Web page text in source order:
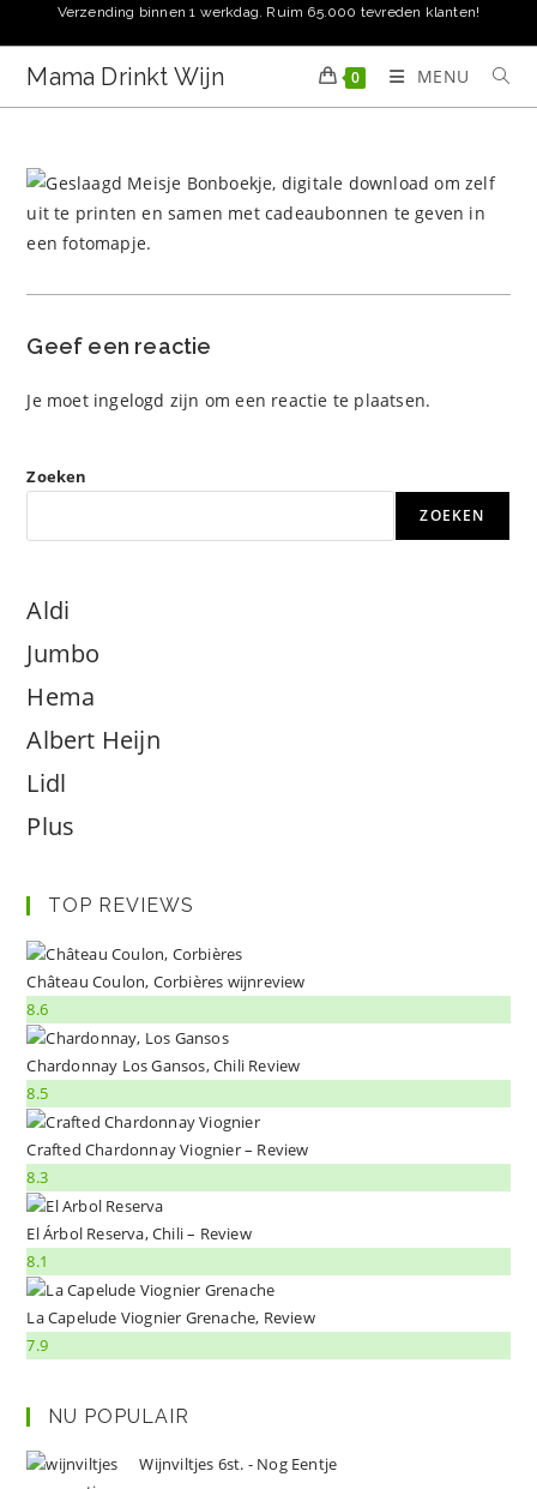
naar
inhoud
Verzending binnen 1 werkdag. Ruim 65.000 tevreden klanten!
Mama Drinkt Wijn 0 MENU
Geef een reactie
Je moet ingelogd zijn om een reactie te plaatsen.
Zoeken
ZOEKEN
Aldi
Jumbo
Hema
Albert Heijn
Lidl
Plus
TOP REVIEWS
Château Coulon, Corbières wijnreview
8.6
Chardonnay Los Gansos, Chili Review
8.5
Crafted Chardonnay Viognier – Review
8.3
El Árbol Reserva, Chili – Review
8.1
La Capelude Viognier Grenache, Review
7.9
NU POPULAIR
Wijnviltjes 6st. - Nog Eentje